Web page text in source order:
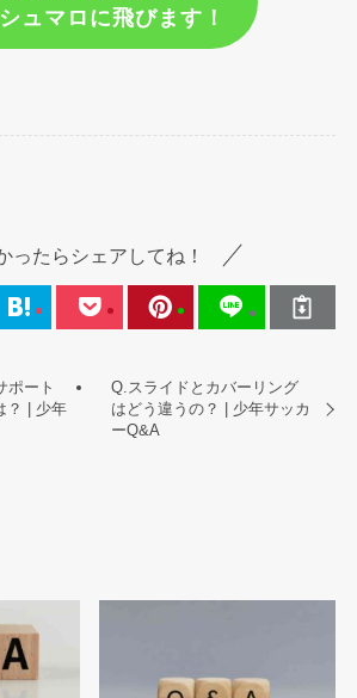
ュマロに飛びます！
ったらシェアしてね！
ポート
？ | 少年
Q.スライドとカバーリング
はどう違うの？ | 少年サッカ
ーQ&A